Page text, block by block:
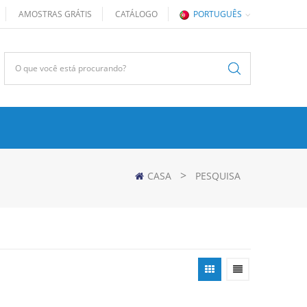
PORTUGUÊS
AMOSTRAS GRÁTIS CATÁLOGO
CASA > PESQUISA